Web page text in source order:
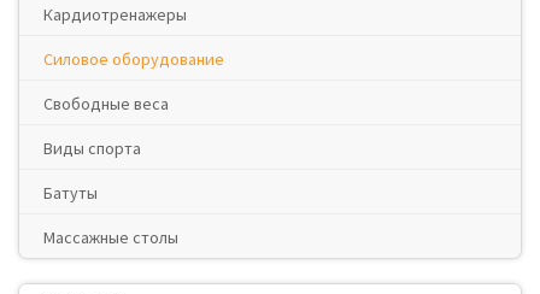
Кардиотренажеры
Силовое оборудование
Свободные веса
Виды спорта
Батуты
Массажные столы